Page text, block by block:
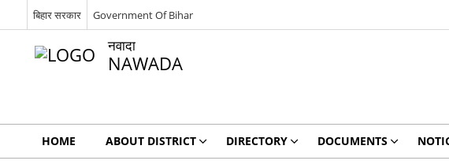
बिहार सरकार Government Of Bihar
नवादा
NAWADA
HOME ABOUT DISTRICT DIRECTORY DOCUMENTS